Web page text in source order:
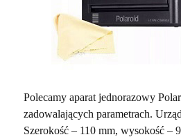
Polecamy aparat jednorazowy
zadowalających parametrach.
Szerokość – 110 mm, wysokość –